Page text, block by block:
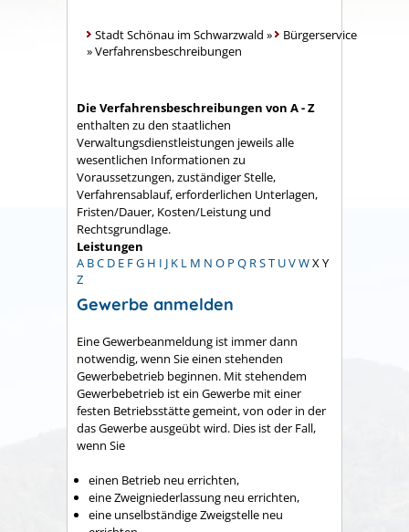
Stadt Schönau im Schwarzwald »
Bürgerservice
»Verfahrensbeschreibungen
Die Verfahrensbeschreibungen von A - Z
enthalten zu den staatlichen
Verwaltungsdienstleistungen jeweils alle
wesentlichen Informationen zu
Voraussetzungen, zuständiger Stelle,
Verfahrensablauf, erforderlichen Unterlagen,
Fristen/Dauer, Kosten/Leistung und
Rechtsgrundlage.
Leistungen
A BC D E FG H I J K L M N O P Q RST UVWX Y
Z
Gewerbe anmelden
Eine Gewerbeanmeldung ist immer dann
notwendig, wenn Sie einen stehenden
Gewerbebetrieb beginnen. Mit stehendem
Gewerbebetrieb ist ein Gewerbe mit einer
festen Betriebsstätte gemeint, von oder in der
das Gewerbe ausgeübt wird. Dies ist der Fall,
wenn Sie
einen Betrieb neu errichten,
eine Zweigniederlassung neu errichten,
eine unselbständige Zweigstelle neu